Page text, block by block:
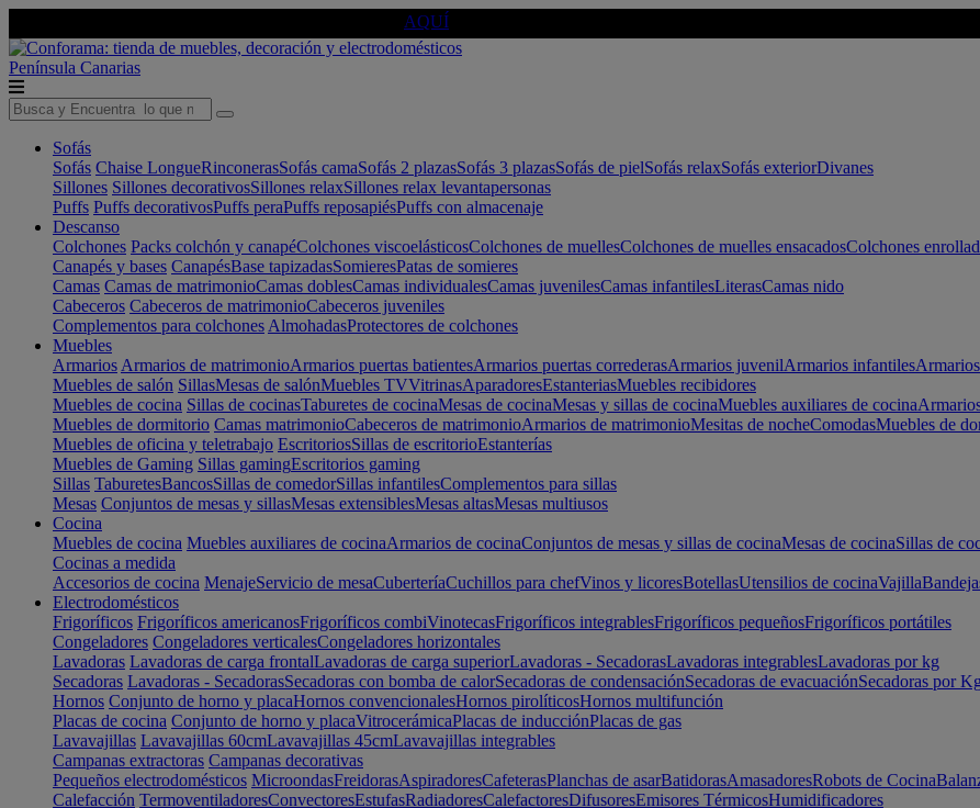
AQUÍ
Península Canarias
Sofás
Sofás Chaise LongueRinconerasSofás camaSofás 2 plazasSofás 3 plazasSofás de pielSofás relaxSofás exteriorDivanes
Sillones Sillones decorativosSillones relaxSillones relax levantapersonas
Puffs Puffs decorativosPuffs peraPuffs reposapiésPuffs con almacenaje
Descanso
Colchones Packs colchón y canapéColchones viscoelásticosColchones de muellesColchones de muelles ensacadosColchones
Canapés y bases CanapésBase tapizadasSomieresPatas de somieres
Camas Camas de matrimonioCamas doblesCamas individualesCamas juvenilesCamas infantilesLiterasCamas nido
Cabeceros Cabeceros de matrimonioCabeceros juveniles
Complementos para colchones AlmohadasProtectores de colchones
Muebles
Armarios Armarios de matrimonioArmarios puertas batientesArmarios puertas correderasArmarios juvenilArmarios infantiles
Muebles de salón SillasMesas de salónMuebles TVVitrinasAparadoresEstanteriasMuebles recibidores
Muebles de cocina Sillas de cocinasTaburetes de cocinaMesas de cocinaMesas y sillas de cocinaMuebles auxiliares de cocina
Muebles de dormitorio Camas matrimonioCabeceros de matrimonioArmarios de matrimonioMesitas de nocheComodasMuebles de
Muebles de oficina y teletrabajo EscritoriosSillas de escritorioEstanterías
Muebles de Gaming Sillas gamingEscritorios gaming
Sillas TaburetesBancosSillas de comedorSillas infantilesComplementos para sillas
Mesas Conjuntos de mesas y sillasMesas extensiblesMesas altasMesas multiusos
Cocina
Muebles de cocina Muebles auxiliares de cocinaArmarios de cocinaConjuntos de mesas y sillas de cocinaMesas de cocinaSillas de
Cocinas a medida
Accesorios de cocina MenajeServicio de mesaCuberteríaCuchillos para chefVinos y licoresBotellasUtensilios de cocinaVajilla
Electrodomésticos
Frigoríficos Frigoríficos americanosFrigoríficos combiVinotecasFrigoríficos integrablesFrigoríficos pequeñosFrigoríficos portátiles
Congeladores Congeladores verticalesCongeladores horizontales
Lavadoras Lavadoras de carga frontalLavadoras de carga superiorLavadoras - SecadorasLavadoras integrablesLavadoras por kg
Secadoras Lavadoras - SecadorasSecadoras con bomba de calorSecadoras de condensaciónSecadoras de evacuaciónSecadoras por Kg
Hornos Conjunto de horno y placaHornos convencionalesHornos pirolíticosHornos multifunción
Placas de cocina Conjunto de horno y placaVitrocerámicaPlacas de inducciónPlacas de gas
Lavavajillas Lavavajillas 60cmLavavajillas 45cmLavavajillas integrables
Campanas extractoras Campanas decorativas
Pequeños electrodomésticos MicroondasFreidorasAspiradoresCafeterasPlanchas de asarBatidorasAmasadoresRobots de Cocina
Calefacción TermoventiladoresConvectoresEstufasRadiadoresCalefactoresDifusoresEmisores TérmicosHumidificadores